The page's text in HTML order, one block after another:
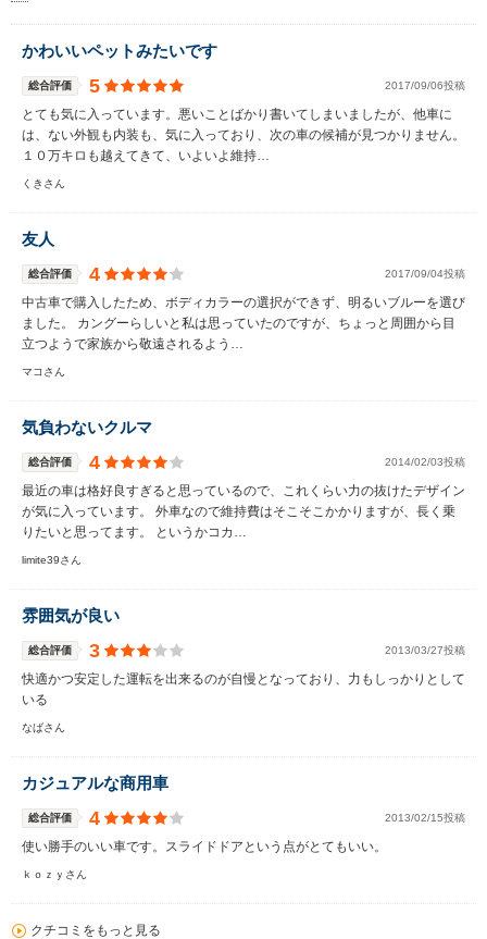
かわいいペットみたいです
総合評価 5 2017/09/06投稿
とても気に入っています。悪いことばかり書いてしまいましたが、他車に
は、ない外観も内装も、気に入っており、次の車の候補が見つかりません。
１０万キロも越えてきて、いよいよ維持…
くきさん
友人
総合評価 4 2017/09/04投稿
中古車で購入したため、ボディカラーの選択ができず、明るいブルーを選び
ました。 カングーらしいと私は思っていたのですが、ちょっと周囲から目
立つようで家族から敬遠されるよう…
マコさん
気負わないクルマ
総合評価 4 2014/02/03投稿
最近の車は格好良すぎると思っているので、これくらい力の抜けたデザイン
が気に入っています。 外車なので維持費はそこそこかかりますが、長く乗
りたいと思ってます。 というかコカ…
limite39さん
雰囲気が良い
総合評価 3 2013/03/27投稿
快適かつ安定した運転を出来るのが自慢となっており、力もしっかりとして
いる
なばさん
カジュアルな商用車
総合評価 4 2013/02/15投稿
使い勝手のいい車です。スライドドアという点がとてもいい。
ｋｏｚｙさん
クチコミをもっと見る